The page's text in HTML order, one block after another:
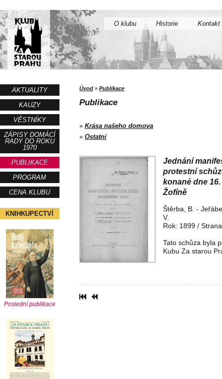
O klubu Historie Kontakt
AKTUALITY
KAUZY
VĚSTNÍKY
ZÁPISY DOMÁCÍ
RADY DO ROKU
1970
PUBLIKACE
PROGRAM
CENA KLUBU
KNIHKUPECTVÍ
Poslední publikace
Úvod » Publikace
Publikace
» Krása našeho domova
» Ostatní
Jednání
protestní
konané dne
Žofíně
Štěrba, B. -
V.
Rok: 1899 /
Tato schůza byla
Kubu Za starou